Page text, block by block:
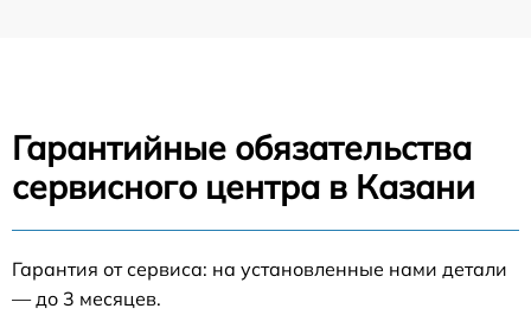
Гарантийные обязательства
сервисного центра в Казани
Гарантия от сервиса: на установленные нами детали
— до 3 месяцев.